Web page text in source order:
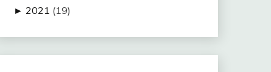
► 2021 (19)